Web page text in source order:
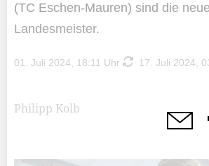
(TC Eschen-Mauren) sind die
Landesmeister.
01. Juli 2024, 18:11 Uhr 17. Juli 2024,
Philipp Kolb